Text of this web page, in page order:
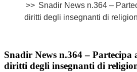
Snadir News n.364 –
diritti degli insegnanti di
Snadir News n.364 – Partecipa
diritti degli insegnanti di